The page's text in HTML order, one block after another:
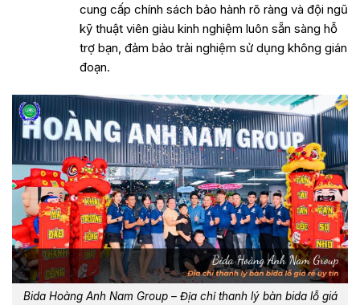
cung cấp chính sách bảo hành rõ ràng và đội ngũ
kỹ thuật viên giàu kinh nghiệm luôn sẵn sàng hỗ
trợ bạn, đảm bảo trải nghiệm sử dụng không gián
đoạn.
Bida Hoàng Anh Nam Group – Địa chỉ thanh lý bàn bida lỗ giá